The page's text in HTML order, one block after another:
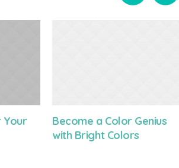
Your
Become a Color Genius
with Bright Colors